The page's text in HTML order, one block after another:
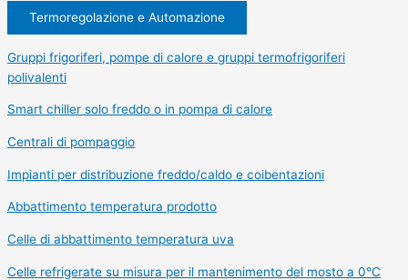
Termoregolazione e Automazione
Gruppi frigoriferi, pompe di calore e gruppi termofrigoriferi
polivalenti
Smart chiller solo freddo o in pompa di calore
Centrali di pompaggio
Impianti per distribuzione freddo/caldo e coibentazioni
Abbattimento temperatura prodotto
Celle di abbattimento temperatura uva
Celle refrigerate su misura per il mantenimento del mosto a 0°C